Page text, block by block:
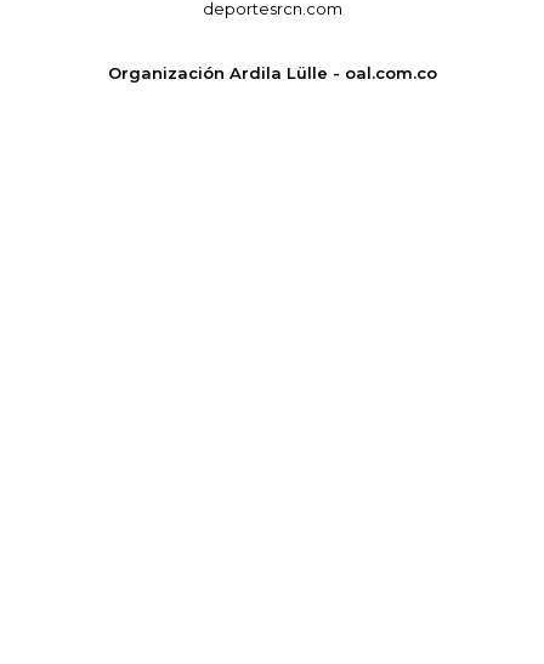
deportesrcn.com
Organización Ardila Lülle - oal.com.co